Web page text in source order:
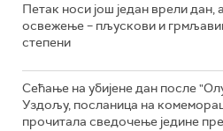
Петак носи још један врели дан,
освежење – пљускови и
степени
Сећање на убијене дан после
Уздољу, посланица на
прочитала сведочење једине